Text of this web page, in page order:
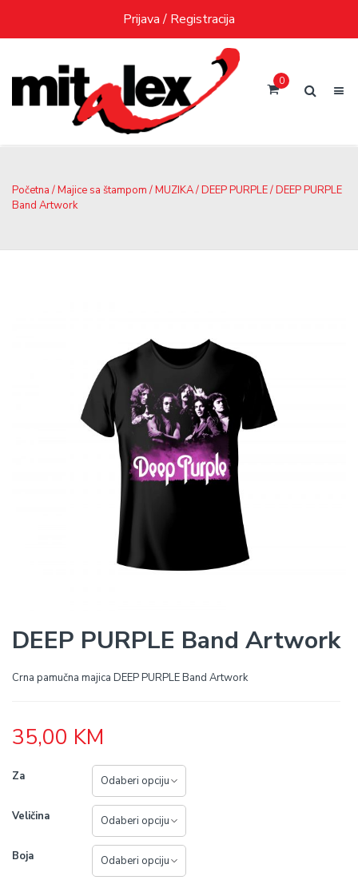
content
Prijava / Registracija
0
Početna /Majice sa štampom /MUZIKA/DEEP PURPLE/ DEEP PURPLE
Band Artwork
DEEP PURPLE Band Artwork
Crna pamučna majica DEEP PURPLE Band Artwork
35,00 KM
Za
Veličina
Boja